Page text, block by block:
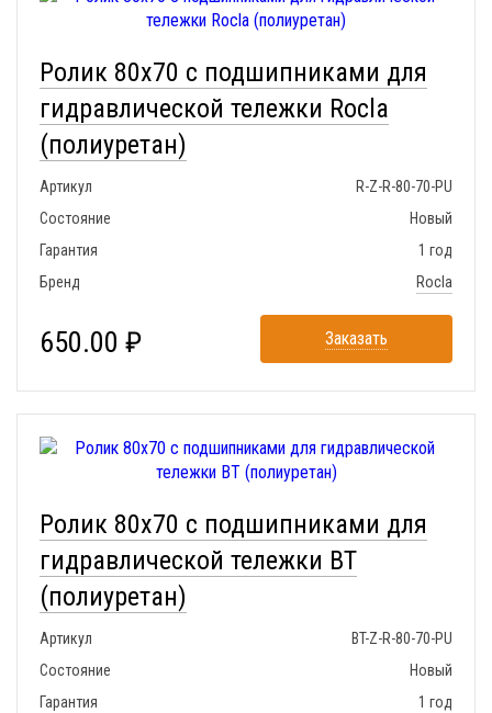
Ролик 80x70 с подшипниками для
гидравлической тележки Rocla
(полиуретан)
Артикул
R-Z-R-80-70-PU
Состояние
Новый
Гарантия
1 год
Бренд
Rocla
650.00 ₽ Заказать
Ролик 80x70 с подшипниками для
гидравлической тележки BT
(полиуретан)
Артикул
BT-Z-R-80-70-PU
Состояние
Новый
Гарантия
1 год